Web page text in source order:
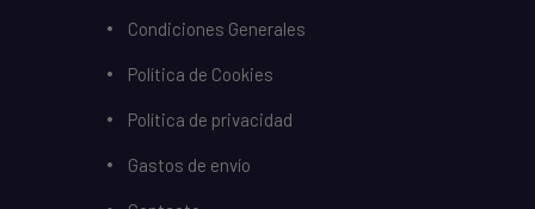
Condiciones Generales
Política de Cookies
Política de privacidad
Gastos de envío